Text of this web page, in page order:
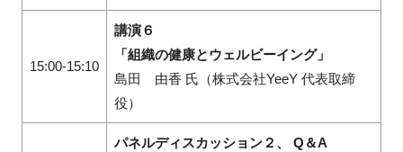
15:00-15:10
講演６
「組織の健康とウェルビーイング」
島田 由香 氏（株式会社YeeY 代表取締
役）
パネルディスカッション２、 Q＆A